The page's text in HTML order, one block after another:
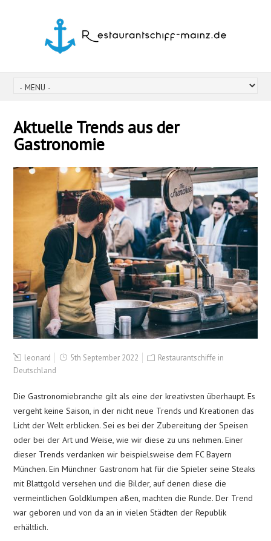
Aktuelle Trends aus der
Gastronomie
leonard 5th September 2022
Restaurantschiffe in
Deutschland
Die Gastronomiebranche gilt als eine der kreativsten überhaupt. Es
vergeht keine Saison, in der nicht neue Trends und Kreationen das
Licht der Welt erblicken. Sei es bei der Zubereitung der Speisen
oder bei der Art und Weise, wie wir diese zu uns nehmen. Einer
dieser Trends verdanken wir beispielsweise dem FC Bayern
München. Ein Münchner Gastronom hat für die Spieler seine Steaks
mit Blattgold versehen und die Bilder, auf denen diese die
vermeintlichen Goldklumpen aßen, machten die Runde. Der Trend
war geboren und von da an in vielen Städten der Republik
erhältlich.